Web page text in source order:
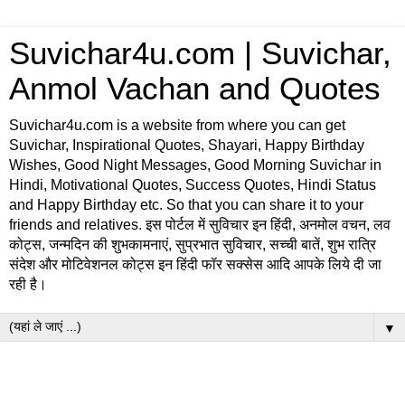
Suvichar4u.com | Suvichar,
Anmol Vachan and Quotes
Suvichar4u.com is a website from where you can get
Suvichar, Inspirational Quotes, Shayari, Happy Birthday
Wishes, Good Night Messages, Good Morning Suvichar in
Hindi, Motivational Quotes, Success Quotes, Hindi Status
and Happy Birthday etc. So that you can share it to your
friends and relatives. इस पोर्टल में सुविचार इन हिंदी, अनमोल वचन, लव
कोट्स, जन्मदिन की शुभकामनाएं, सुप्रभात सुविचार, सच्ची बातें, शुभ रात्रि
संदेश और मोटिवेशनल कोट्स इन हिंदी फॉर सक्सेस आदि आपके लिये दी जा
रही है।
▼